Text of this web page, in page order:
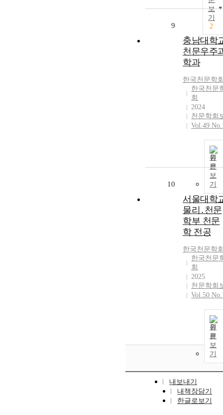
보
기
2
9
충남대학
천문우주
학과
한국천문학
한국천문
회
2024
천문학회
Vol.49
원
문
보
기
10
서울대학
물리․천문
학부 천문
학 전공
한국천문학
한국천문
회
2025
천문학회
Vol.50
원
문
보
기
내보내기
내책장담기
한글로보기